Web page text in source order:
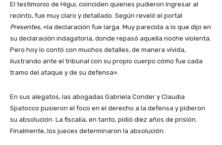
El testimonio de Higui, coinciden quienes pudieron ingresar al
recinto, fue muy claro y detallado. Según reveló el portal
Presentes, «la declaración fue larga. Muy parecida a lo que dijo en
su declaración indagatoria, donde repasó aquella noche violenta.
Pero hoy lo contó con muchos detalles, de manera vívida,
ilustrando ante el tribunal con su propio cuerpo cómo fue cada
tramo del ataque y de su defensa».
En sus alegatos, las abogadas Gabriela Conder y Claudia
Spatocco pusieron el foco en el derecho a la defensa y pidieron
su absolución. La fiscalía, en tanto, pidió diez años de prisión.
Finalmente, los jueces determinaron la absolución.